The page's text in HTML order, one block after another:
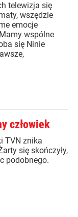
telewizja się
wszędzie
emocje
wspólne
się Ninie
człowiek
TVN znika
się skończyły,
podobnego.